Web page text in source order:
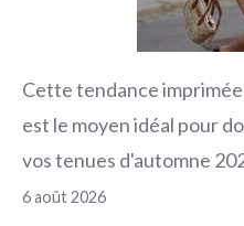
Cette tendance
est le moyen idéal pour
vos tenues d'automne
6 août 2026